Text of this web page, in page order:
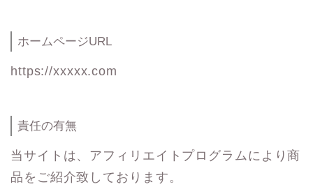
ホームページURL
https://xxxxx.com
責任の有無
当サイトは、アフィリエイトプログラムにより商
品をご紹介致しております。